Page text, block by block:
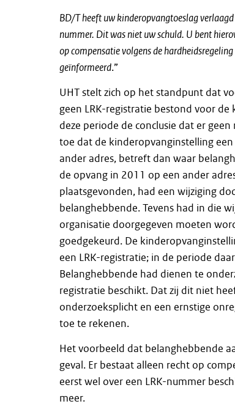
BD/T heeft uw kinderopvangtoeslag
nummer. Dit was niet uw schuld. U bent
op compensatie volgens de
geïnformeerd.”
UHT stelt zich op het standpunt dat
geen LRK-registratie bestond voor
deze periode de conclusie dat er
toe dat de kinderopvanginstelling
ander adres, betreft dan waar
de opvang in 2011 op een ander
plaatsgevonden, had een wijziging
belanghebbende. Tevens had in die
organisatie doorgegeven moeten
goedgekeurd. De
een LRK-registratie; in de periode
Belanghebbende had dienen te
registratie beschikt. Dat zij dit niet
onderzoeksplicht en een ernstige
toe te rekenen.
Het voorbeeld dat belanghebbende
geval. Er bestaat alleen recht op
eerst wel over een LRK-nummer
meer.